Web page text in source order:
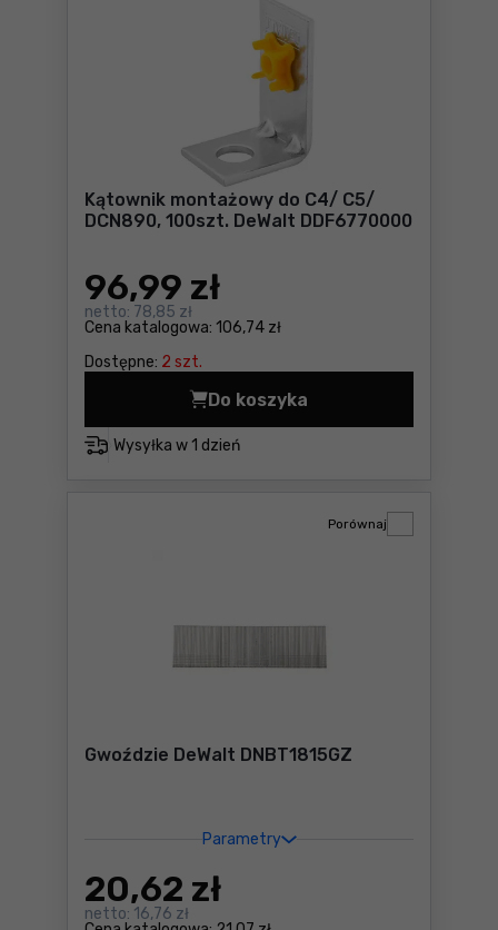
Kątownik montażowy do C4/ C5/
DCN890, 100szt. DeWalt DDF6770000
Cena katalogowa: 106,74 zł
96,99 zł
netto: 78,85 zł
Dostępne: 2 szt.
Wysyłka w 1 dzień
Do koszyka
Kątownik montażowy do
Gwoździe DeWalt DNBT1815GZ
Parametry
20,62 zł
netto: 16,76 zł
Porównaj